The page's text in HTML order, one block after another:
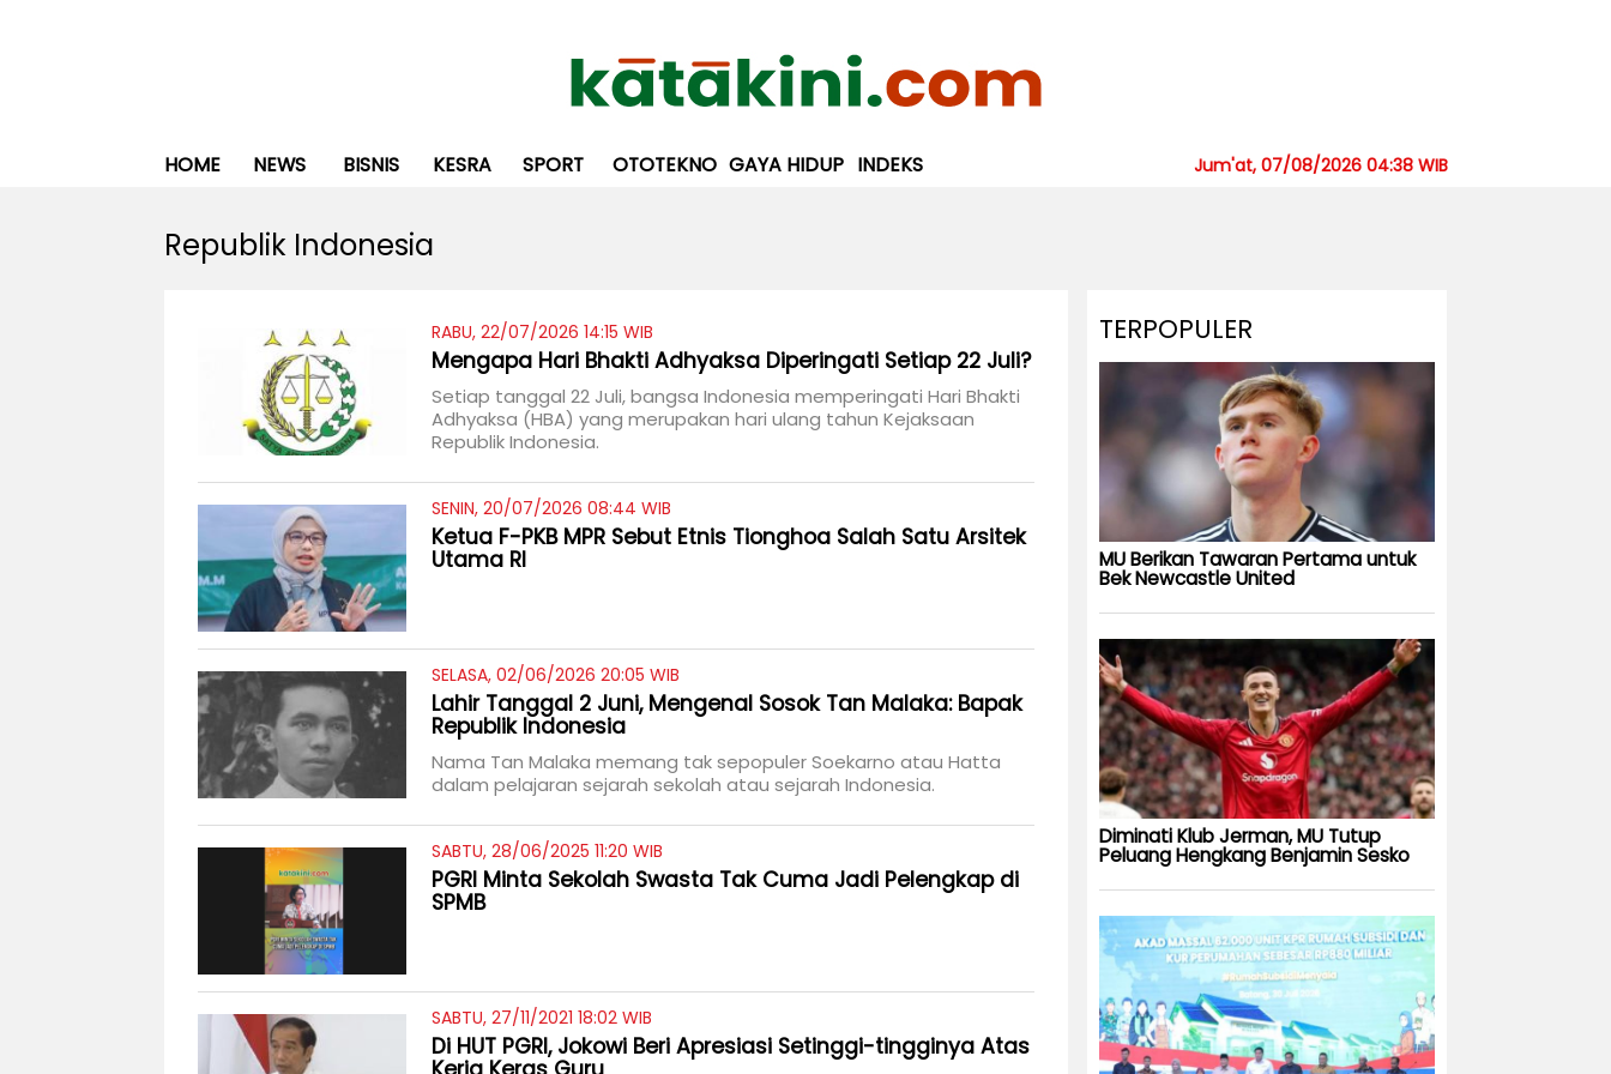
HOME NEWS BISNIS KESRA SPORT OTOTEKNO GAYA HIDUP INDEKS Jum'at, 07/08/2026 04:38 WIB
Republik Indonesia
RABU, 22/07/2026 14:15 WIB
Mengapa Hari Bhakti Adhyaksa Diperingati Setiap 22 Juli?
Setiap tanggal 22 Juli, bangsa Indonesia memperingati Hari Bhakti
Adhyaksa (HBA) yang merupakan hari ulang tahun Kejaksaan
Republik Indonesia.
SENIN, 20/07/2026 08:44 WIB
Ketua F-PKB MPR Sebut Etnis Tionghoa Salah Satu Arsitek
Utama RI
SELASA, 02/06/2026 20:05 WIB
Lahir Tanggal 2 Juni, Mengenal Sosok Tan Malaka: Bapak
Republik Indonesia
Nama Tan Malaka memang tak sepopuler Soekarno atau Hatta
dalam pelajaran sejarah sekolah atau sejarah Indonesia.
SABTU, 28/06/2025 11:20 WIB
PGRI Minta Sekolah Swasta Tak Cuma Jadi Pelengkap di
SPMB
SABTU, 27/11/2021 18:02 WIB
Di HUT PGRI, Jokowi Beri Apresiasi Setinggi-tingginya Atas
TERPOPULER
MU Berikan Tawaran Pertama untuk
Bek Newcastle United
Diminati Klub Jerman, MU Tutup
Peluang Hengkang Benjamin Sesko